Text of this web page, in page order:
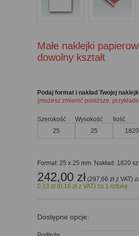
Małe naklejki
dowolny kształt
Podaj format i nakład Twojej
(możesz zmienić poniższe,
Szerokość Wysokość Ilość
Format: 25 x 25 mm. Nakład: 1820
242,00 zł (297,66 zł z VAT)
0,13 zł (0,16 zł z VAT) za 1 sztukę.
Dostępne opcje: